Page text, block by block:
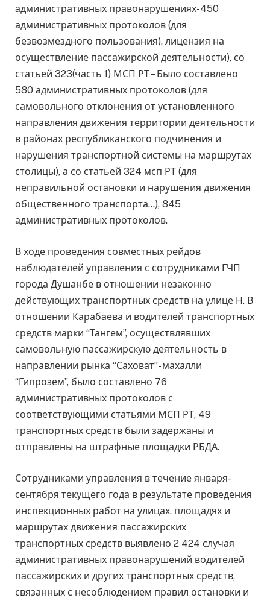
административных правонарушениях-450
административных протоколов (для
безвозмездного пользования). лицензия на
осуществление пассажирской деятельности), со
статьей 323(часть 1) МСП РТ – Было составлено
580 административных протоколов (для
самовольного отклонения от установленного
направления движения территории деятельности
в районах республиканского подчинения и
нарушения транспортной системы на маршрутах
столицы), а со статьей 324 мсп РТ (для
неправильной остановки и нарушения движения
общественного транспорта…), 845
административных протоколов.
В ходе проведения совместных рейдов
наблюдателей управления с сотрудниками ГЧП
города Душанбе в отношении незаконно
действующих транспортных средств на улице Н. В
отношении Карабаева и водителей транспортных
средств марки “Тангем”, осуществлявших
самовольную пассажирскую деятельность в
направлении рынка “Саховат”- махалли
“Гипрозем”, было составлено 76
административных протоколов с
соответствующими статьями МСП РТ, 49
транспортных средств были задержаны и
отправлены на штрафные площадки РБДА.
Сотрудниками управления в течение января-
сентября текущего года в результате проведения
инспекционных работ на улицах, площадях и
маршрутах движения пассажирских
транспортных средств выявлено 2 424 случая
административных правонарушений водителей
пассажирских и других транспортных средств,
связанных с несоблюдением правил остановки и